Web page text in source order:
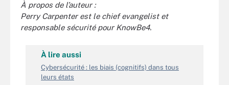
À propos de l’auteur :
Perry Carpenter est le chief evangelist et
responsable sécurité pour KnowBe4.
À lire aussi
Cybersécurité : les biais (cognitifs) dans tous
leurs états